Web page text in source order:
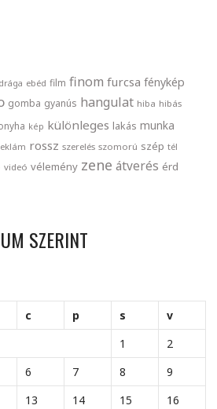
drága ebéd film finom furcsa fénykép
gomba gyanús hangulat hiba hibás
kép különleges lakás munka
rossz szerelés szomorú szép tél
videó vélemény zene átverés érd
SZERINT
c p s
v
1
2
6 7 8
9
13 14 15
16